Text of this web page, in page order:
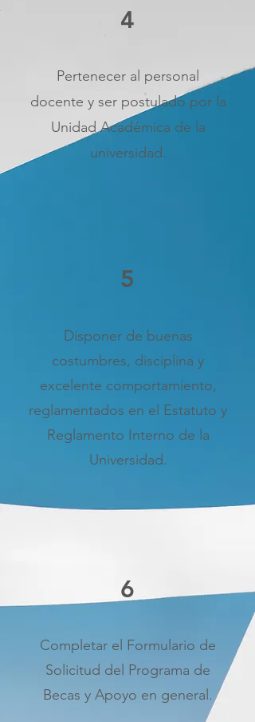
4
Pertenecer al personal
docente y ser postulado por la
Unidad Académica de la
universidad.
5
Disponer de buenas
costumbres, disciplina y
excelente comportamiento,
reglamentados en el Estatuto y
Reglamento Interno de la
Universidad.
6
Completar el Formulario de
Solicitud del Programa de
Becas y Apoyo en general.